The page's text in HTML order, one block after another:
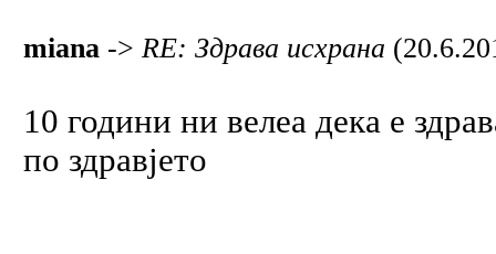
miana -> RE: Здрава исхрана
10 години ни велеа дека е
по здравјето